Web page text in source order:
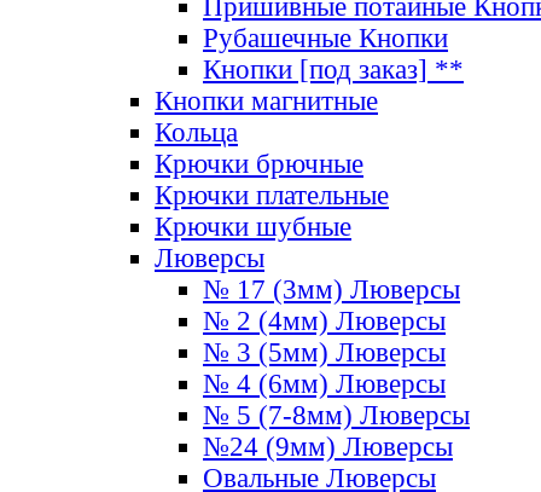
Пришивные потайные
Рубашечные Кнопки
Кнопки [под заказ] **
Кнопки магнитные
Кольца
Крючки брючные
Крючки плательные
Крючки шубные
Люверсы
№ 17 (3мм) Люверсы
№ 2 (4мм) Люверсы
№ 3 (5мм) Люверсы
№ 4 (6мм) Люверсы
№ 5 (7-8мм) Люверсы
№24 (9мм) Люверсы
Овальные Люверсы